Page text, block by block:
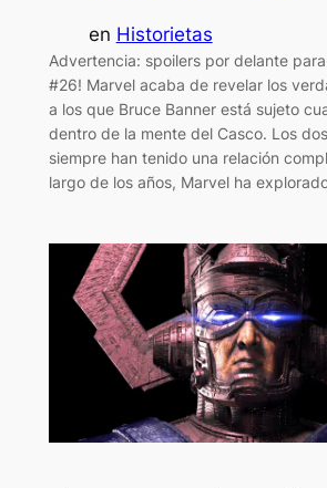
en Historietas
Advertencia: spoilers por delante
#26! Marvel acaba de revelar los
a los que Bruce Banner está sujeto
dentro de la mente del Casco. Los
siempre han tenido una relación
largo de los años, Marvel ha